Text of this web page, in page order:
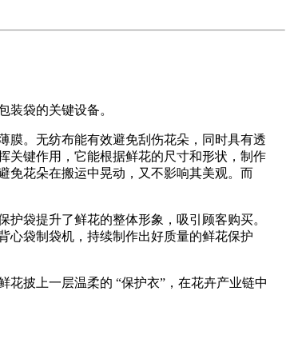
袋的关键设备。
膜。无纺布能有效避免刮伤花朵，同时具有透
关键作用，它能根据鲜花的尺寸和形状，制作
免花朵在搬运中晃动，又不影响其美观。而
袋提升了鲜花的整体形象，吸引顾客购买。
心袋制袋机，持续制作出好质量的鲜花保护
披上一层温柔的 “保护衣”，在花卉产业链中